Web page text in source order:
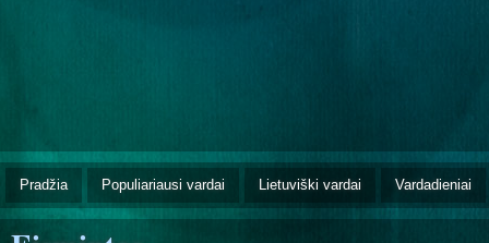
Pradžia Populiariausi vardai Lietuviški vardai Vardadieniai